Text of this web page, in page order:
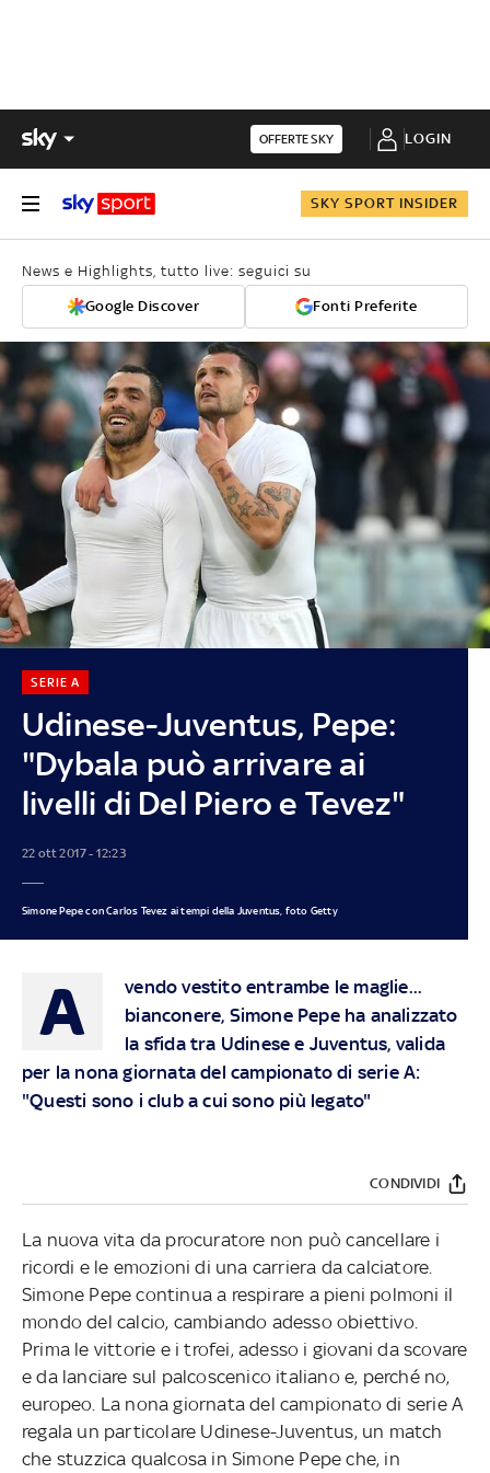
OFFERTE SKY LOGIN
SKY SPORT INSIDER
News e Highlights, tutto live: seguici su
Google Discover Fonti Preferite
Udinese-Juventus, Pepe:
"Dybala può arrivare ai
livelli di Del Piero e Tevez"
SERIE A
22 ott 2017 - 12:23
Simone Pepe con Carlos Tevez ai tempi della Juventus, foto Getty
A
vendo vestito entrambe le maglie...
bianconere, Simone Pepe ha analizzato
la sfida tra Udinese e Juventus, valida
per la nona giornata del campionato di serie A:
"Questi sono i club a cui sono più legato"
CONDIVIDI
La nuova vita da procuratore non può cancellare i
ricordi e le emozioni di una carriera da calciatore.
Simone Pepe continua a respirare a pieni polmoni il
mondo del calcio, cambiando adesso obiettivo.
Prima le vittorie e i trofei, adesso i giovani da scovare
e da lanciare sul palcoscenico italiano e, perché no,
europeo. La nona giornata del campionato di serie A
regala un particolare Udinese-Juventus, un match
che stuzzica qualcosa in Simone Pepe che, in